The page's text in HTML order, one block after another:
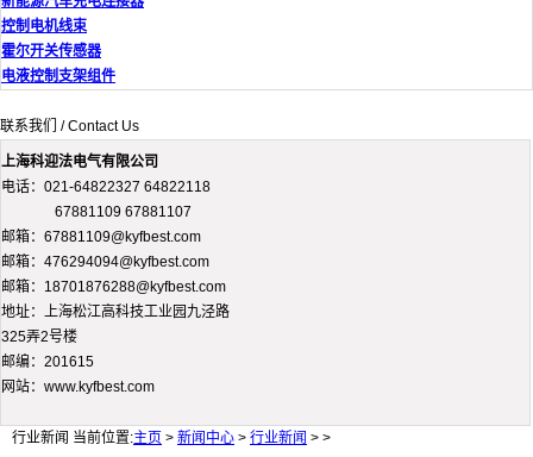
控制电机线束
霍尔开关传感器
电液控制支架组件
联系我们 / Contact Us
上海科迎法电气有限公司
电话：021-64822327 64822118
67881109 67881107
邮箱：67881109@kyfbest.com
邮箱：476294094@kyfbest.com
邮箱：18701876288@kyfbest.com
地址：上海松江高科技工业园九泾路
325弄2号楼
邮编：201615
网站：www.kyfbest.com
行业新闻 当前位置:主页 > 新闻中心 > 行业新闻 > >